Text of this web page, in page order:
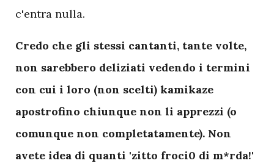
c'entra nulla.
Credo che gli stessi cantanti, tante volte,
non sarebbero deliziati vedendo i termini
con cui i loro (non scelti) kamikaze
apostrofino chiunque non li apprezzi (o
comunque non completatamente). Non
avete idea di quanti 'zitto froci0 di m*rda!'